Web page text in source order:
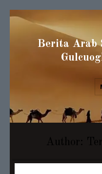
Berita Arab
Author: